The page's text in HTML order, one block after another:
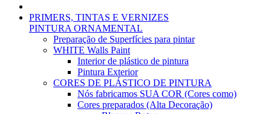
PRIMERS, TINTAS E VERNIZES
PINTURA ORNAMENTAL
Preparação de Superfícies para pintar
WHITE Walls Paint
Interior de plástico de pintura
Pintura Exterior
CORES DE PLÁSTICO DE PINTURA
Nós fabricamos SUA COR (Cores como)
Cores preparados (Alta Decoração)